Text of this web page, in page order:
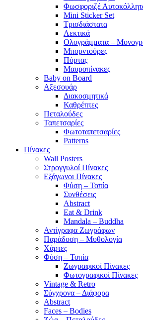
Φωσφοριζέ
Mini Sticker Set
Tρισδιάστατα
Λεκτικά
Ολογράμματα –
Μπορντούρες
Πόρτας
Μαυροπίνακες
Baby on Board
Αξεσουάρ
Διακοσμητικά
Καθρέπτες
Πεταλούδες
Ταπετσαρίες
Φωτοταπετσαρίες
Patterns
Πίνακες
Wall Posters
Στρογγυλοί Πίνακες
Εξάγωνοι Πίνακες
Φύση – Τοπία
Συνθέσεις
Abstract
Eat & Drink
Mandala – Buddha
Αντίγραφα Ζωγράφων
Παράδοση – Μυθολογία
Χάρτες
Φύση – Τοπία
Ζωγραφικοί Πίνακες
Φωτογραφικοί Πίνακες
Vintage & Retro
Σύγχρονα – Διάφορα
Abstract
Faces – Bodies